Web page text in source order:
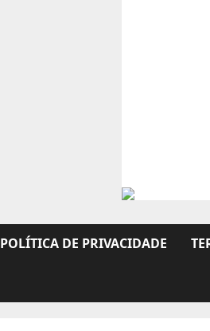
POLÍTICA DE PRIVACIDADE